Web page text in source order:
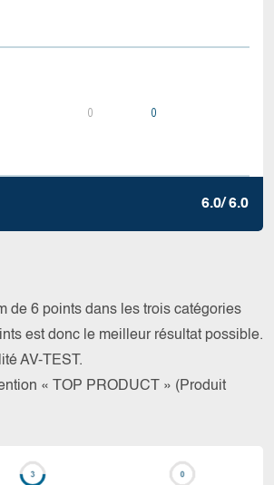
0 0
6.0/ 6.0
de 6 points dans les trois catégories
est donc le meilleur résultat possible.
AV-TEST.
« TOP PRODUCT » (Produit